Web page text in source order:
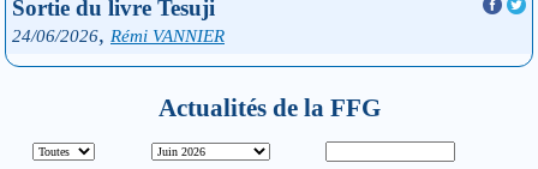
Sortie du livre Tesuji
24/06/2026, Rémi VANNIER
Actualités de la FFG